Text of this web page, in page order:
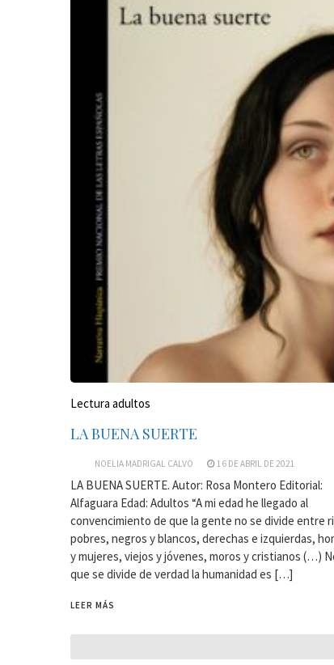
Lectura adultos
LA BUENA SUERTE
NOELIA MADRIGAL CALVO 16 DE ABRIL DE 2021
LA BUENA SUERTE. Autor: Rosa Montero Editorial:
Alfaguara Edad: Adultos “A mi edad he llegado al
convencimiento de que la gente no se divide entre
pobres, negros y blancos, derechas e izquierdas,
y mujeres, viejos y jóvenes, moros y cristianos (…)
que se divide de verdad la humanidad es […]
LEER MÁS